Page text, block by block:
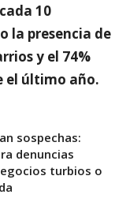
10
la presencia de
y el 74%
el último año.
sospechas:
denuncias
turbios o